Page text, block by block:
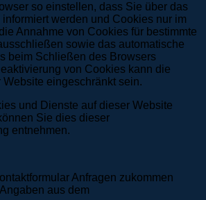
so einstellen, dass Sie über das
werden und Cookies nur im
Annahme von Cookies für bestimmte
sowie das automatische
beim Schließen des Browsers
von Cookies kann die
eingeschränkt sein.
und Dienste auf dieser Website
Sie dies dieser
entnehmen.
Anfragen zukommen
aus dem